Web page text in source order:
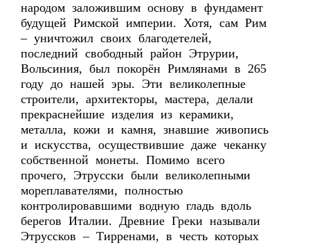
народом заложившим основу в фундамент
будущей Римской империи. Хотя, сам Рим
– уничтожил своих благодетелей,
последний свободный район Этрурии,
Вольсиния, был покорён Римлянами в 265
году до нашей эры. Эти великолепные
строители, архитекторы, мастера, делали
прекраснейшие изделия из керамики,
металла, кожи и камня, знавшие живопись
и искусства, осуществившие даже чеканку
собственной монеты. Помимо всего
прочего, Этрусски были великолепными
мореплавателями, полностью
контролировавшими водную гладь вдоль
берегов Италии. Древние Греки называли
Этруссков – Тирренами, в честь которых